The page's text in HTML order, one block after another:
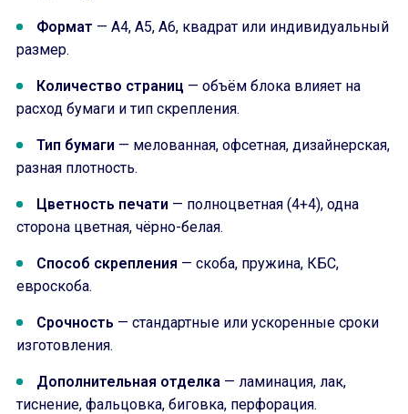
Формат — A4, A5, A6, квадрат или индивидуальный
размер.
Количество страниц — объём блока влияет на
расход бумаги и тип скрепления.
Тип бумаги — мелованная, офсетная, дизайнерская,
разная плотность.
Цветность печати — полноцветная (4+4), одна
сторона цветная, чёрно-белая.
Способ скрепления — скоба, пружина, КБС,
евроскоба.
Срочность — стандартные или ускоренные сроки
изготовления.
Дополнительная отделка — ламинация, лак,
тиснение, фальцовка, биговка, перфорация.